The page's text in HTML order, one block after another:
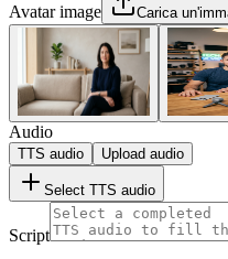
Avatar image Carica
Audio
TTS audio Upload audio
Select TTS audio
Script